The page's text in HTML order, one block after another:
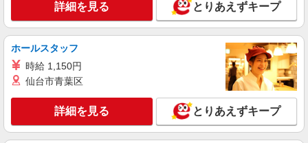
パート
ケンタッキーフライドチキン エリアスタッフ幡ヶ谷南口店
［1］吉祥寺南口店 東京都武蔵野市吉祥寺南
町1-4-1 ［2］永福町店 東京都杉並区和泉3-4-2 上
記2店舗を中心に、JR中央線・京王井の頭線沿線
の店舗（荻窪、高円寺、三鷹、笹塚、初台、阿佐
ヶ谷など）で勤務の可能性があります。 勤務地は
オファーごとに確認できるのでシフトの提出は不
詳細を見る
詳細を見る とりあえずキープ
ホールスタッフ
時給 1,150円
仙台市青葉区
詳細を見る とりあえずキープ